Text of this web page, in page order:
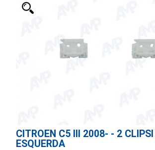
CITROEN C5 III 2008- - 2
ESQUERDA